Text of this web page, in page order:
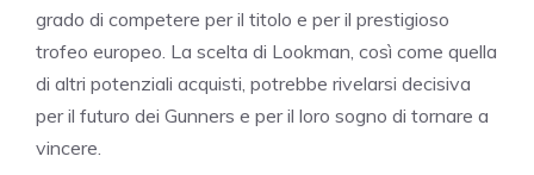
grado di competere per il titolo e per il prestigioso
trofeo europeo. La scelta di Lookman, così come quella
di altri potenziali acquisti, potrebbe rivelarsi decisiva
per il futuro dei Gunners e per il loro sogno di tornare a
vincere.